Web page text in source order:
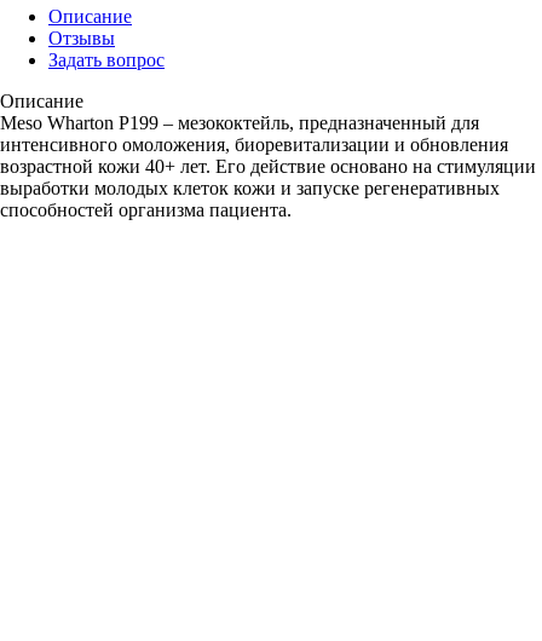
Описание
Отзывы
Задать вопрос
Описание
Meso Wharton P199 – мезококтейль, предназначенный для
интенсивного омоложения, биоревитализации и обновления
возрастной кожи 40+ лет. Его действие основано на стимуляции
выработки молодых клеток кожи и запуске регенеративных
способностей организма пациента.